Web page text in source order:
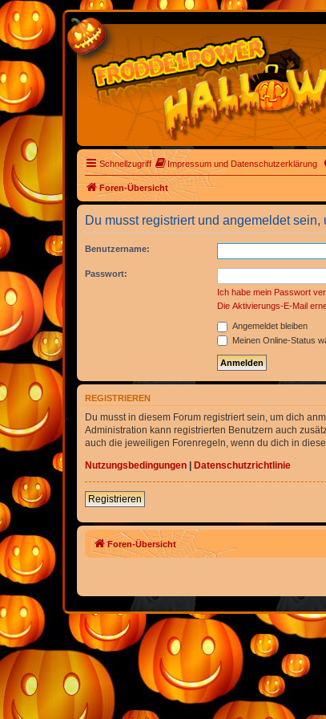
Schnellzugriff Impressum und Datenschutzerklärung
Foren-Übersicht
Du musst registriert und angemeldet
Benutzername:
Passwort:
Ich habe mein Passwort
Die Aktivierungs-E-Mail
Angemeldet bleiben
Meinen Online-Status
REGISTRIEREN
Du musst in diesem Forum registriert sein, um dich
Administration kann registrierten Benutzern auch
auch die jeweiligen Forenregeln, wenn du dich in
Nutzungsbedingungen | Datenschutzrichtlinie
Registrieren
Foren-Übersicht